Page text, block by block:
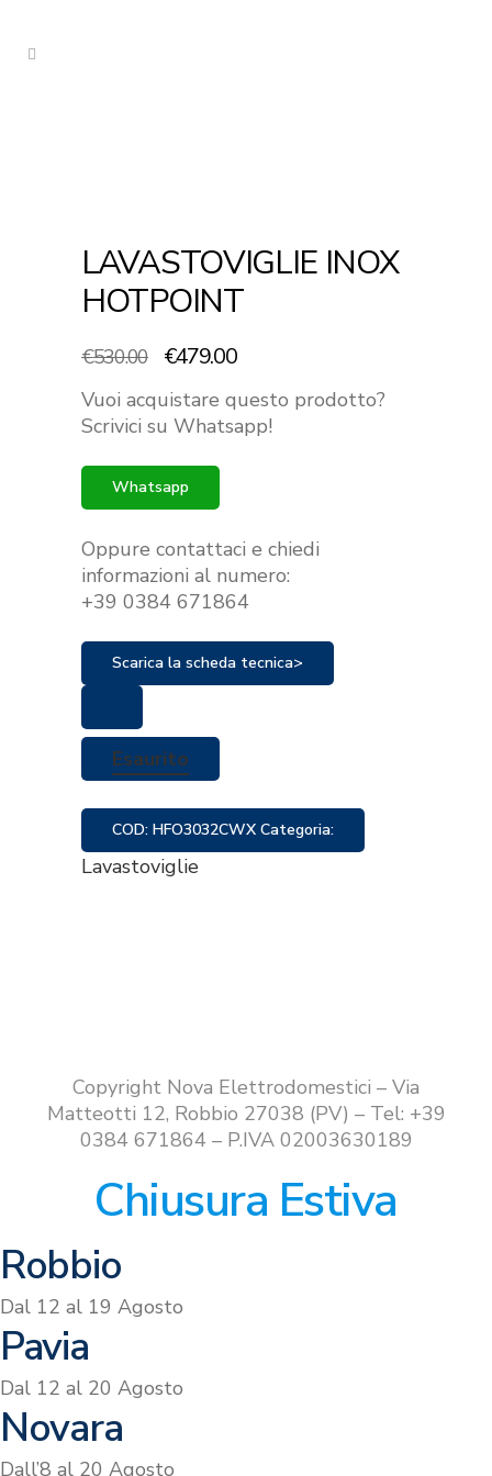
LAVASTOVIGLIE INOX
HOTPOINT
€530.00
Il
originale
era:
€530.00.
€479.00Il
attuale
è:
Vuoi acquistare questo prodotto?
Scrivici su Whatsapp!
Whatsapp
Oppure contattaci e chiedi
informazioni al numero:
+39 0384 671864
Scarica la scheda tecnica>
Esaurito
COD: HFO3032CWX Categoria:
Lavastoviglie
Copyright Nova Elettrodomestici – Via
Matteotti 12, Robbio 27038 (PV) – Tel: +39
0384 671864 – P.IVA 02003630189
Chiusura Estiva
Robbio
Dal 12 al 19 Agosto
Pavia
Dal 12 al 20 Agosto
Novara
Dall’8 al 20 Agosto